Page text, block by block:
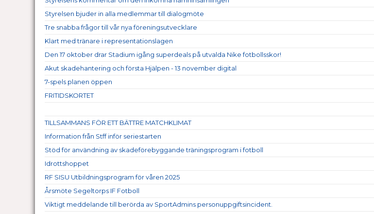
Styrelsen bjuder in alla medlemmar till dialogmöte
Tre snabba frågor till vår nya föreningsutvecklare
Klart med tränare i representationslagen
Den 17 oktober drar Stadium igång superdeals på utvalda Nike fotbollsskor!
Akut skadehantering och första Hjälpen - 13 november digital
7-spels planen öppen
FRITIDSKORTET
TILLSAMMANS FÖR ETT BÄTTRE MATCHKLIMAT
Information från Stff inför seriestarten
Stöd för användning av skadeförebyggande träningsprogram i fotboll
Idrottshoppet
RF SISU Utbildningsprogram för våren 2025
Årsmöte Segeltorps IF Fotboll
Viktigt meddelande till berörda av SportAdmins personuppgiftsincident.